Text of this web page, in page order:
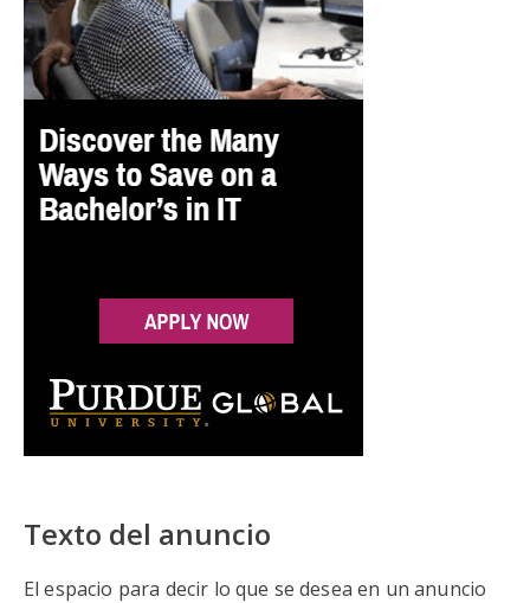
Texto del anuncio
El espacio para decir lo que se desea en un anuncio